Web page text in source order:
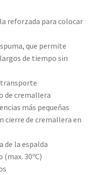
reforzada para colocar
que permite
de tiempo sin
transporte
de cremallera
más pequeñas
cierre de cremallera en
la espalda
30ºC)